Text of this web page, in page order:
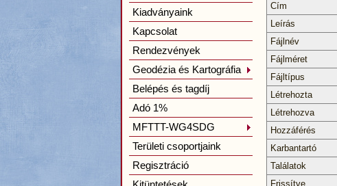
Kiadványaink
Kapcsolat
Rendezvények
Geodézia és Kartográfia
Belépés és tagdíj
Adó 1%
MFTTT-WG4SDG
Területi csoportjaink
Regisztráció
Cím
Leírás
Fájlnév
Fájlméret
Fájltípus
Létrehozta
Létrehozva
Hozzáférés
Karbantartó
Találatok
Frissítve